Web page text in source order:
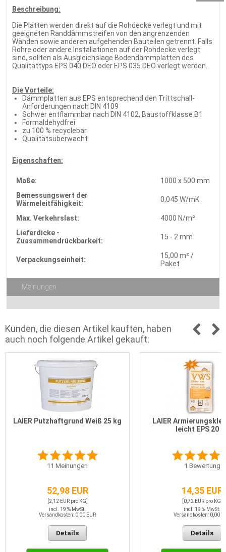
Beschreibung:
Die Platten werden direkt auf die Rohdecke verlegt und mit
geeigneten Randdämmstreifen von den angrenzenden
Wänden sowie anderen aufgehenden Bauteilen getrennt. Falls
Rohre oder andere Installationen auf der Rohdecke verlegt
sind, sollten als Ausgleichslage Bodendämmplatten des
Qualitättyps EPS 040 DEO oder EPS 035 DEO verlegt werden.
Die Vorteile:
Dämmplatten aus EPS entsprechend den Trittschall-
Anforderungen nach DIN 4109
Schwer entflammbar nach DIN 4102, Baustoffklasse B1
Formaldehydfrei
zu 100 % recyclebar
Qualitätsüberwacht
Eigenschaften:
Maße:
1000 x 500 mm
Bemessungswert der
Wärmeleitfähigkeit:
0,045 W/mK
Max. Verkehrslast:
4000 N/m²
Lieferdicke -
Zuasammendrückbarkeit:
15 - 2 mm
Verpackungseinheit:
15,00 m² /
Paket
Meinungen
Kunden, die diesen Artikel kauften, haben
auch noch folgende Artikel gekauft:
LAIER Putzhaftgrund Weiß 25 kg
11 Meinungen
52,98 EUR
[2,12 EUR pro KG]
incl. 19 % MwSt.
Versandkosten: 0,00 EUR
Details
LAIER
leicht EPS 20
1 Bewertung
14,35 EUR
[0,72 EUR pro KG]
incl. 19 % MwSt.
Versandkosten: 0,00
Details